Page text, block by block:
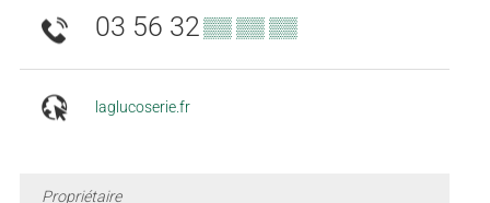
03 56 32▒▒ ▒▒ ▒▒
laglucoserie.fr
Propriétaire